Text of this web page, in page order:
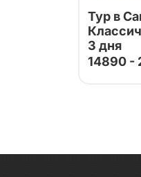
Тур в
3 дня
14890 -